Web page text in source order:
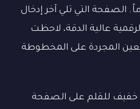
الصفحة التي تلي آخر إدخال
عالية الدقة، لاحظت
المجردة على المخطوطة
خفيف للقلم على الصفحة